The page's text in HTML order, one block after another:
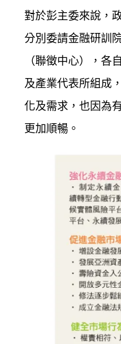
對於彭主委來說，
分別委請金融研訓
（聯徵中心），
及產業代表所組成
化及需求，也因為
更加順暢。